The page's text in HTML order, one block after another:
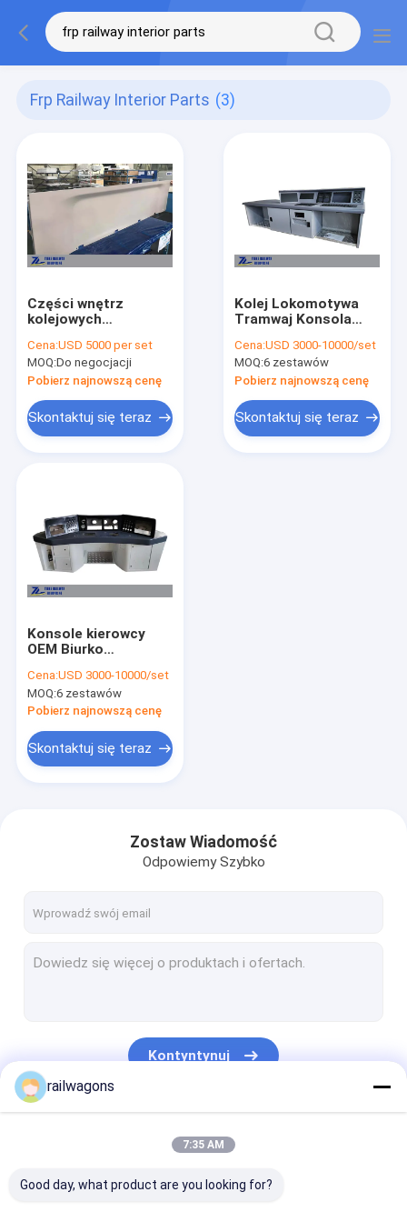
Frp Railway Interior Parts (3)
Części wnętrz
kolejowych
boczne Dekoracyjne
płyty wewnętrzne
Cena:USD 5000 per set
MOQ:Do negocjacji
Pobierz najnowszą cenę
Skontaktuj się teraz
Kolej Lokomotywa
Tramwaj Konsola
Odlewnictwo FPR
Cena:USD 3000-10000/set
MOQ:6 zestawów
Pobierz najnowszą cenę
Skontaktuj się teraz
Konsole kierowcy
OEM Biurko
szklanego Pojazdy
kolejowe
Cena:USD 3000-10000/set
MOQ:6 zestawów
Pobierz najnowszą cenę
Skontaktuj się teraz
Zostaw Wiadomość
Odpowiemy Szybko
Kontyntynuj
railwagons
7:35 AM
Good day, what product are you looking for?